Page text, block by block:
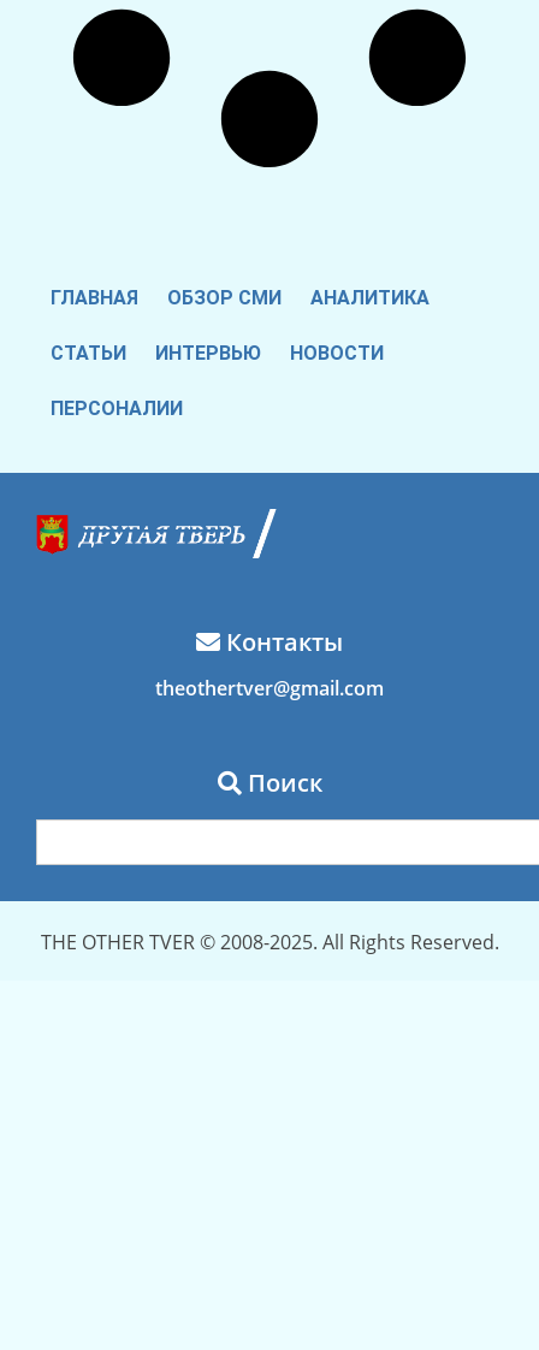
ГЛАВНАЯ ОБЗОР СМИ АНАЛИТИКА
СТАТЬИ ИНТЕРВЬЮ НОВОСТИ
ПЕРСОНАЛИИ
Контакты
theothertver@gmail.com
Поиск
THE OTHER TVER © 2008-2025. All Rights Reserved.